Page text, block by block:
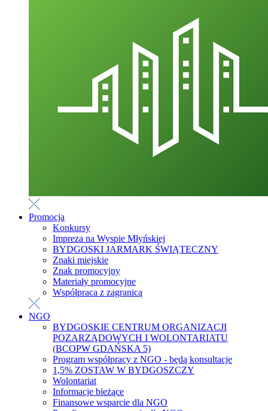
Promocja
Konkursy
Impreza na Wyspie Młyńskiej
BYDGOSKI JARMARK ŚWIĄTECZNY
Znaki miejskie
Znak promocyjny
Materiały promocyjne
Współpraca z zagranicą
NGO
BYDGOSKIE CENTRUM ORGANIZACJI
POZARZĄDOWYCH I WOLONTARIATU
(BCOPW GDAŃSKA 5)
Program współpracy z NGO - będą konsultacje
1,5% ZOSTAW W BYDGOSZCZY
Wolontariat
Informacje bieżące
Finansowe wsparcie dla NGO